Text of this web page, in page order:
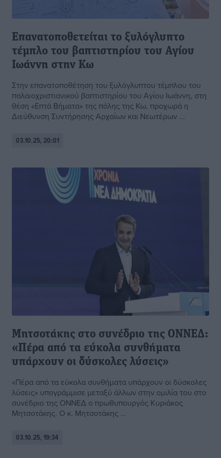
Επανατοποθετείται το ξυλόγλυπτο
τέμπλο του βαπτιστηρίου του Αγίου
Ιωάννη στην Κω
Στην επανατοποθέτηση του ξυλόγλυπτου τέμπλου του
παλαιοχριστιανικού βαπτιστηρίου του Αγίου Ιωάννη, στη
θέση «Επτά Βήματα» της πόλης της Κω, προχωρά η
Διεύθυνση Συντήρησης Αρχαίων και Νεωτέρων ...
03.10.25, 20:01
Μητσοτάκης στο συνέδριο της ΟΝΝΕΔ:
«Πέρα από τα εύκολα συνθήματα
υπάρχουν οι δύσκολες λύσεις»
«Πέρα από τα εύκολα συνθήματα υπάρχουν οι δύσκολες
λύσεις» υπογράμμισε μεταξύ άλλων στην ομιλία του στο
συνέδριο της ΟΝΝΕΔ ο πρωθυπουργός Κυριάκος
Μητσοτάκης. Ο κ. Μητσοτάκης ...
03.10.25, 19:34